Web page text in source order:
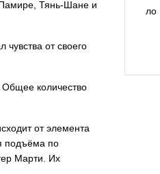
Тянь-Шане и
чувства от своего
Общее количество
от элемента
подъёма по
Марти. Их
Владивостока снова подорожало
от 26 копеек до 17 рублей